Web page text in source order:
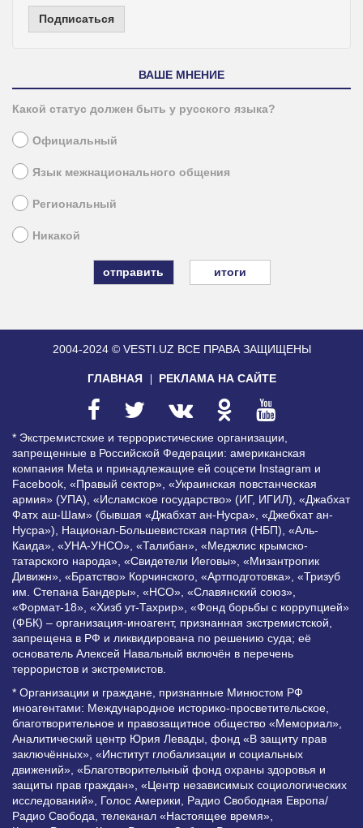
Подписаться
ВАШЕ МНЕНИЕ
Какой статус должен быть у русского языка?
Официальный
Язык межнационального общения
Региональный
Никакой
итоги
2004-2024 © VESTI.UZ ВСЕ ПРАВА ЗАЩИЩЕНЫ
ГЛАВНАЯ РЕКЛАМА НА САЙТЕ
* Экстремистские и террористические организации,
запрещенные в Российской Федерации: американская
компания Meta и принадлежащие ей соцсети Instagram и
Facebook, «Правый сектор», «Украинская повстанческая
армия» (УПА), «Исламское государство» (ИГ, ИГИЛ), «Джабхат
Фатх аш-Шам» (бывшая «Джабхат ан-Нусра», «Джебхат ан-
Нусра»), Национал-Большевистская партия (НБП), «Аль-
Каида», «УНА-УНСО», «Талибан», «Меджлис крымско-
татарского народа», «Свидетели Иеговы», «Мизантропик
Дивижн», «Братство» Корчинского, «Артподготовка», «Тризуб
им. Степана Бандеры», «НСО», «Славянский союз»,
«Формат-18», «Хизб ут-Тахрир», «Фонд борьбы с коррупцией»
(ФБК) – организация-иноагент, признанная экстремистской,
запрещена в РФ и ликвидирована по решению суда; её
основатель Алексей Навальный включён в перечень
террористов и экстремистов.
* Организации и граждане, признанные Минюстом РФ
иноагентами: Международное историко-просветительское,
благотворительное и правозащитное общество «Мемориал»,
Аналитический центр Юрия Левады, фонд «В защиту прав
заключённых», «Институт глобализации и социальных
движений», «Благотворительный фонд охраны здоровья и
защиты прав граждан», «Центр независимых социологических
исследований», Голос Америки, Радио Свободная Европа/
Радио Свобода, телеканал «Настоящее время»,